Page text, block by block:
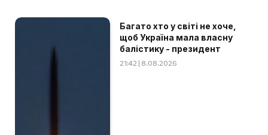
Багато хто у світі не хоче,
щоб Україна мала власну
балістику - президент
21:42 | 8.08.2026